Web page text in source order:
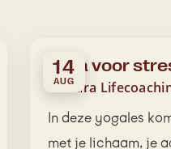
14
AUG
Yoga voor
Tamara
In deze yogales
met je lichaam, je